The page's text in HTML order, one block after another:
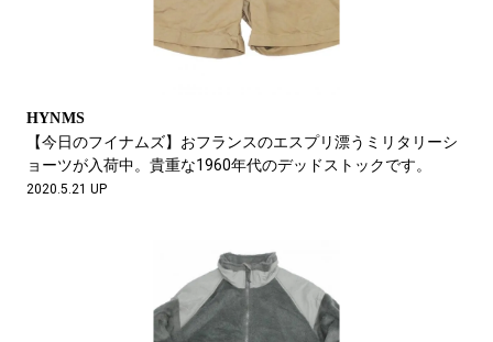
HYNMS
【今日のフイナムズ】おフランスのエスプリ漂うミリタリーシ
ョーツが入荷中。貴重な1960年代のデッドストックです。
2020.5.21 UP